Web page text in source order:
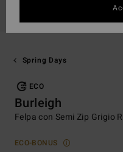
Spring Days
ECO
Burleigh
Felpa con Semi Zip Grigio
ECO-BONUS